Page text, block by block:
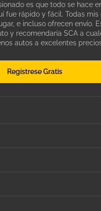
es que todo se hace
fue rápido y fácil. Todas mis
e incluso ofrecen envío.
y recomendaría SCA a
autos a excelentes
Regístrese Gratis